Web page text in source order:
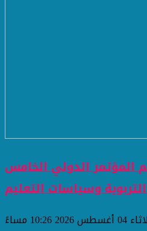
المؤتمر الدولي الخامس
وسياسات التعليم
2026 10:26 مساءً